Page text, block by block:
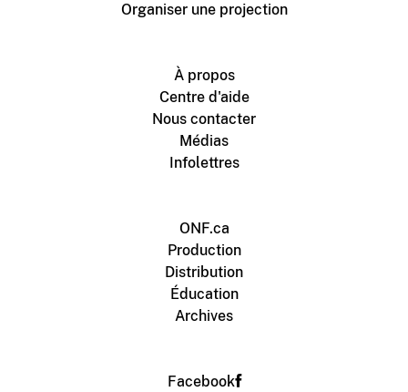
Organiser une projection
À propos
Centre d'aide
Nous contacter
Médias
Infolettres
ONF.ca
Production
Distribution
Éducation
Archives
Facebook